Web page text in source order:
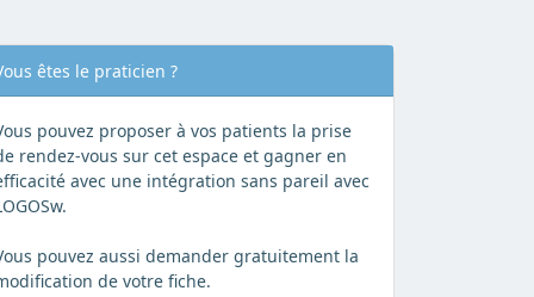
êtes le praticien ?
pouvez proposer à vos patients la prise
rendez-vous sur cet espace et gagner en
avec une intégration sans pareil avec
pouvez aussi demander gratuitement la
de votre fiche.